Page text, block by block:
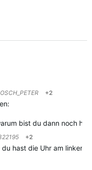
+2
bist du dann noch
+2
hast die Uhr am linken